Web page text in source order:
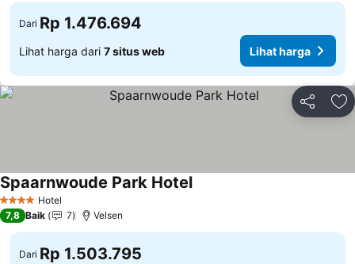
Dari Rp 1.476.694
Lihat harga dari 7 situs web Lihat harga
Bagikan
4 BintangHotel
Spaarnwoude Park Hotel
7,8 Baik 7 Velsen
Dari Rp 1.503.795